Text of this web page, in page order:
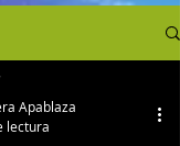
Apablaza
lectura